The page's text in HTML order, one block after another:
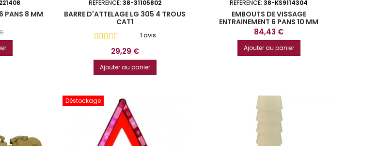
PANS 8 MM
RÉFÉRENCE: 38-31105802
BARRE D'ATTELAGE LG 305 4 TROUS
CAT1
1 avis
Prix
29,29 €
Ajouter au panier
RÉFÉRENCE:38-KS9114304
EMBOUTS DE VISSAGE
ENTRAINEMENT 6 PANS 10 MM
COFFRET DE 42 PIECES KS TOOLS
Prix
84,43 €
Ajouter au panier
Déstockage